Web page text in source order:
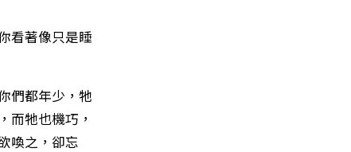
看著像只是睡
們都年少，牠
而牠也機巧，
喚之，卻忘